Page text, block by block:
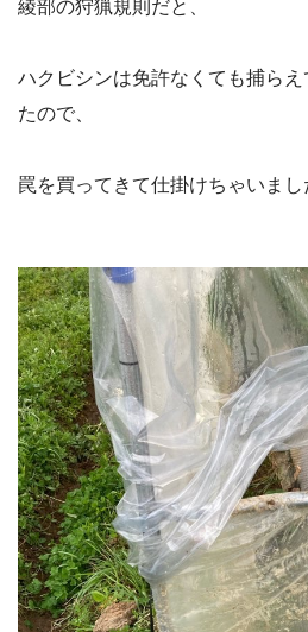
綾部の狩猟規則だと、
ハクビシンは免許なくても捕ら
たので、
罠を買ってきて仕掛けちゃいまし